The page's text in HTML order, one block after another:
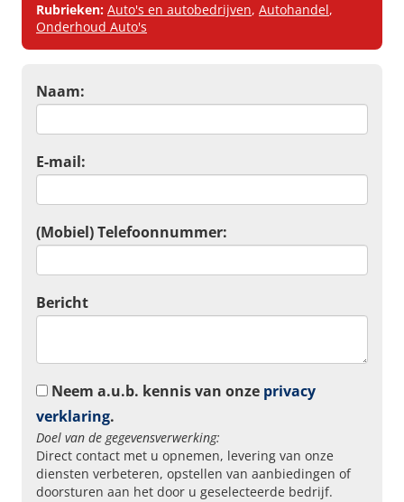
Rubrieken: Auto's en autobedrijven, Autohandel,
Onderhoud Auto's
Naam:
E-mail:
(Mobiel) Telefoonnummer:
Bericht
Neem a.u.b. kennis van onze privacy
verklaring.
Doel van de gegevensverwerking:
Direct contact met u opnemen, levering van onze
diensten verbeteren, opstellen van aanbiedingen of
doorsturen aan het door u geselecteerde bedrijf.